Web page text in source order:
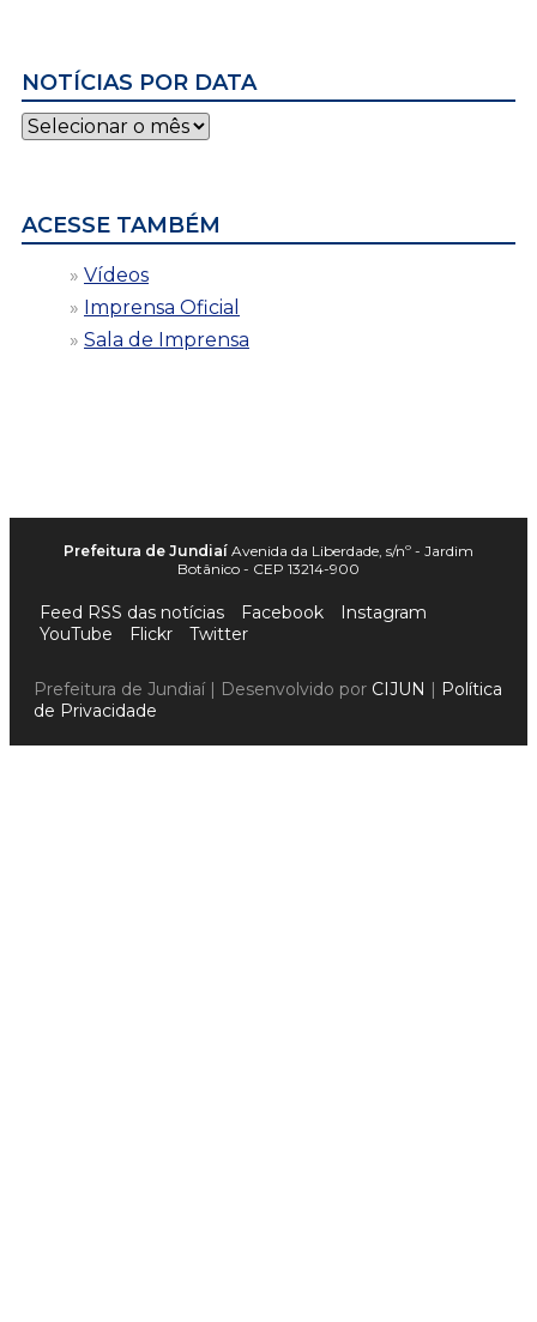
NOTÍCIAS POR DATA
Notícias
por
ACESSE TAMBÉM
Vídeos
Imprensa Oficial
Sala de Imprensa
Prefeitura de Jundiaí Avenida da Liberdade, s/nº - Jardim
Botânico - CEP 13214-900
Feed RSS das notícias Facebook
Instagram
YouTube
Flickr Twitter
Prefeitura de Jundiaí | Desenvolvido por CIJUN
Política
de Privacidade